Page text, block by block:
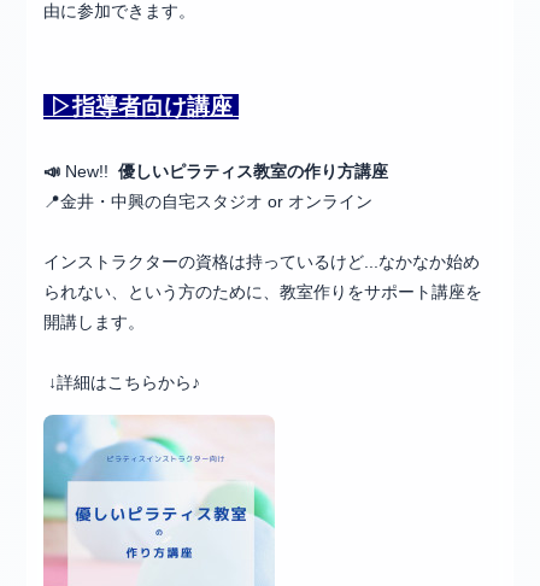
由に参加できます。
▷指導者向け講座
📣 New!!優しいピラティス教室の作り方講座
📍金井・中興の自宅スタジオ or オンライン
インストラクターの資格は持っているけど...なかなか始め
られない、という方のために、教室作りをサポート講座を
開講します。
↓詳細はこちらから♪